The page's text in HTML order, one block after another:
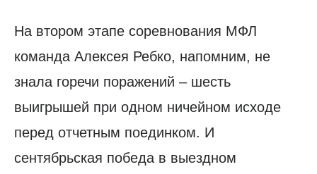
На втором этапе соревнования МФЛ
команда Алексея Ребко, напомним, не
знала горечи поражений – шесть
выигрышей при одном ничейном исходе
перед отчетным поединком. И
сентябрьская победа в выездном